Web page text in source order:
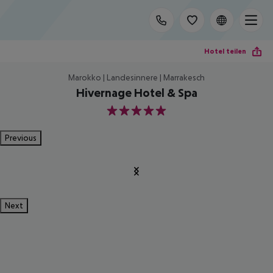
Hotel teilen
Marokko | Landesinnere | Marrakesch
Hivernage Hotel & Spa
5
Previous
Next